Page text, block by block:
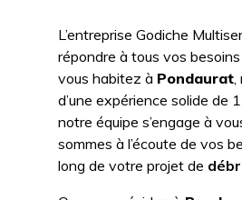
L’entreprise Godiche
répondre à tous vos
vous habitez à Pondaurat
d’une expérience solide de
notre équipe s’engage à
sommes à l’écoute de vos
long de votre projet de